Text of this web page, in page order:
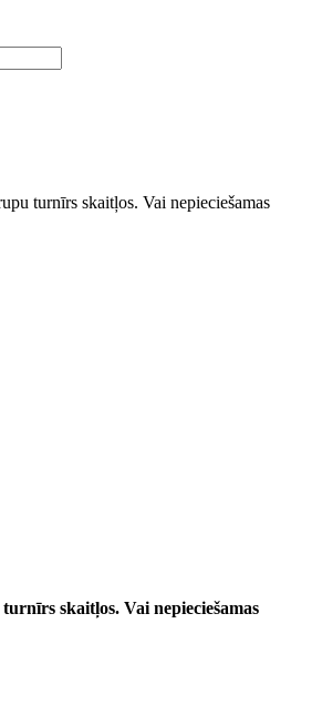
turnīrs skaitļos. Vai nepieciešamas
skaitļos. Vai nepieciešamas